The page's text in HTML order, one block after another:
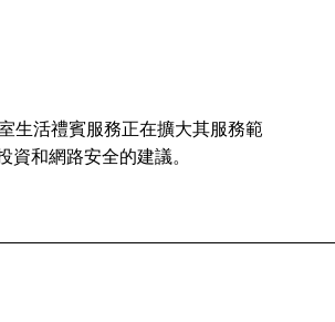
生活禮賓服務正在擴大其服務範
和網路安全的建議。